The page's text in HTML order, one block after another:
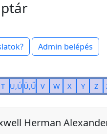
Admin belépés
T U,Ú Ü,Ű V W X Y Z
Herman